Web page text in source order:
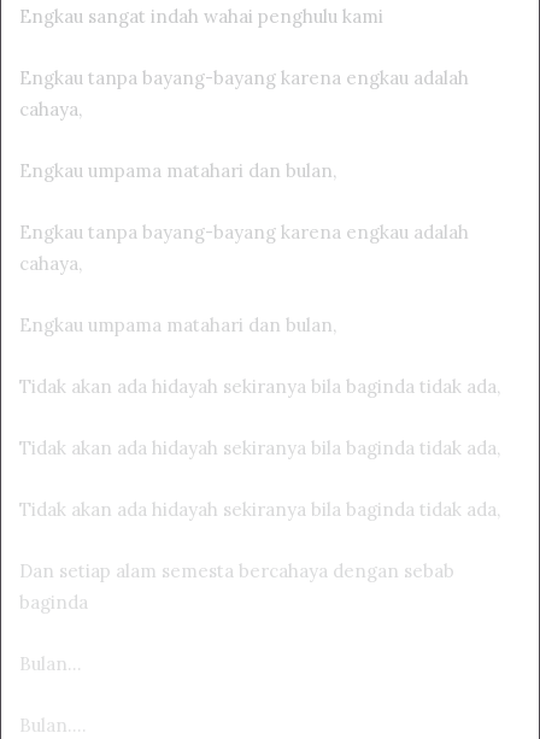
Engkau sangat indah wahai penghulu kami
Engkau tanpa bayang-bayang karena engkau adalah
cahaya,
Engkau umpama matahari dan bulan,
Engkau tanpa bayang-bayang karena engkau adalah
cahaya,
Engkau umpama matahari dan bulan,
Tidak akan ada hidayah sekiranya bila baginda tidak ada,
Tidak akan ada hidayah sekiranya bila baginda tidak ada,
Tidak akan ada hidayah sekiranya bila baginda tidak ada,
Dan setiap alam semesta bercahaya dengan sebab
baginda
Bulan…
Bulan….